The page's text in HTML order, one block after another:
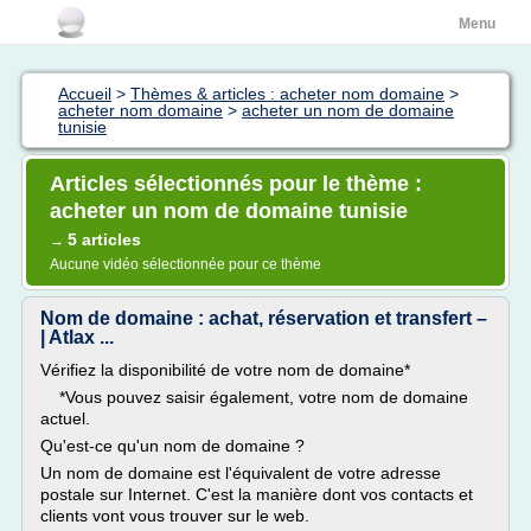
Menu
Accueil > Thèmes & articles : acheter nom domaine >
acheter nom domaine > acheter un nom de domaine
tunisie
Articles sélectionnés pour le thème :
acheter un nom de domaine tunisie
→ 5 articles
Aucune vidéo sélectionnée pour ce thème
Nom de domaine : achat, réservation et transfert –
| Atlax ...
Vérifiez la disponibilité de votre nom de domaine*
*Vous pouvez saisir également, votre nom de domaine
actuel.
Qu'est-ce qu'un nom de domaine ?
Un nom de domaine est l'équivalent de votre adresse
postale sur Internet. C'est la manière dont vos contacts et
clients vont vous trouver sur le web.